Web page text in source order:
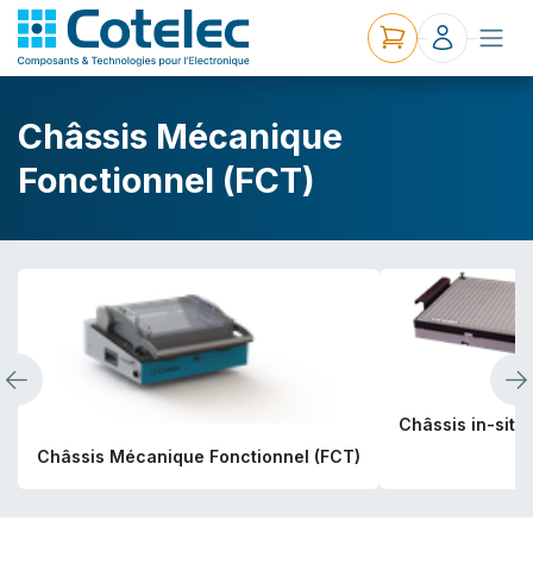
Châssis Mécanique
Fonctionnel (FCT)
Châssis Mécanique Fonctionnel (FCT)
Châssis in-situ